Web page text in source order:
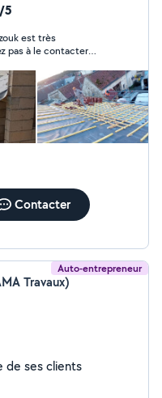
et extérieur (
etc ) je suis à
5
est très
pas à le contacter
Contacter
Auto-entrepreneur
Travaux)
de ses clients